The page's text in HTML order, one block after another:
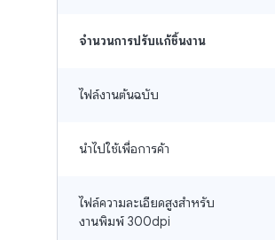
จำนวนการปรับแก้ชิ้นงาน
ไฟล์งานต้นฉบับ
นำไปใช้เพื่อการค้า
ไฟล์ความละเอียดสูงสำหรับ
งานพิมพ์ 300dpi